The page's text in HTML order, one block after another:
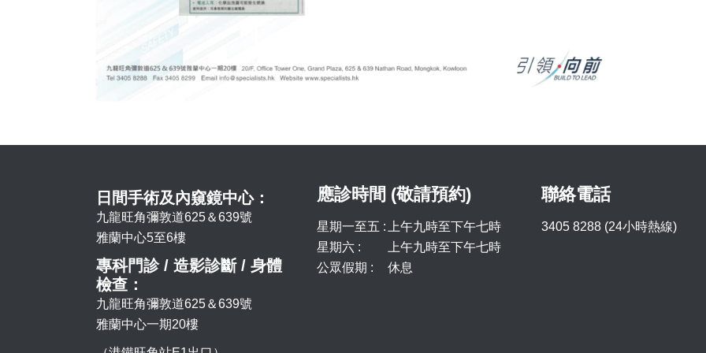
日間手術及內窺鏡中心：
九龍旺角彌敦道625＆639號
雅蘭中心5至6樓
專科門診 / 造影診斷 / 身體
檢查：
九龍旺角彌敦道625＆639號
雅蘭中心一期20樓
應診時間 (敬請預約)
星期一至五 :
上午九時至下午七時
星期六 :
上午九時至下午七時
公眾假期 :
休息
聯絡電話
3405 8288 (24小時熱線)